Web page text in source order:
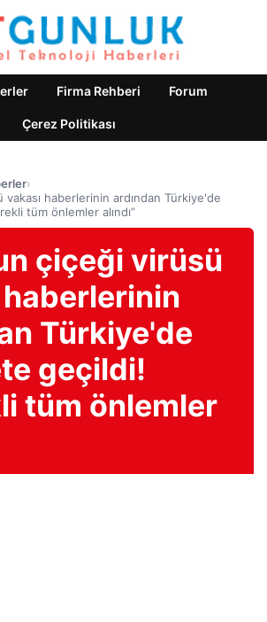
Firma Rehberi Forum
Çerez Politikası
›
haberlerinin ardından Türkiye'de
tüm önlemler alındı”
çiçeği virüsü
haberlerinin
Türkiye'de
geçildi!
tüm önlemler